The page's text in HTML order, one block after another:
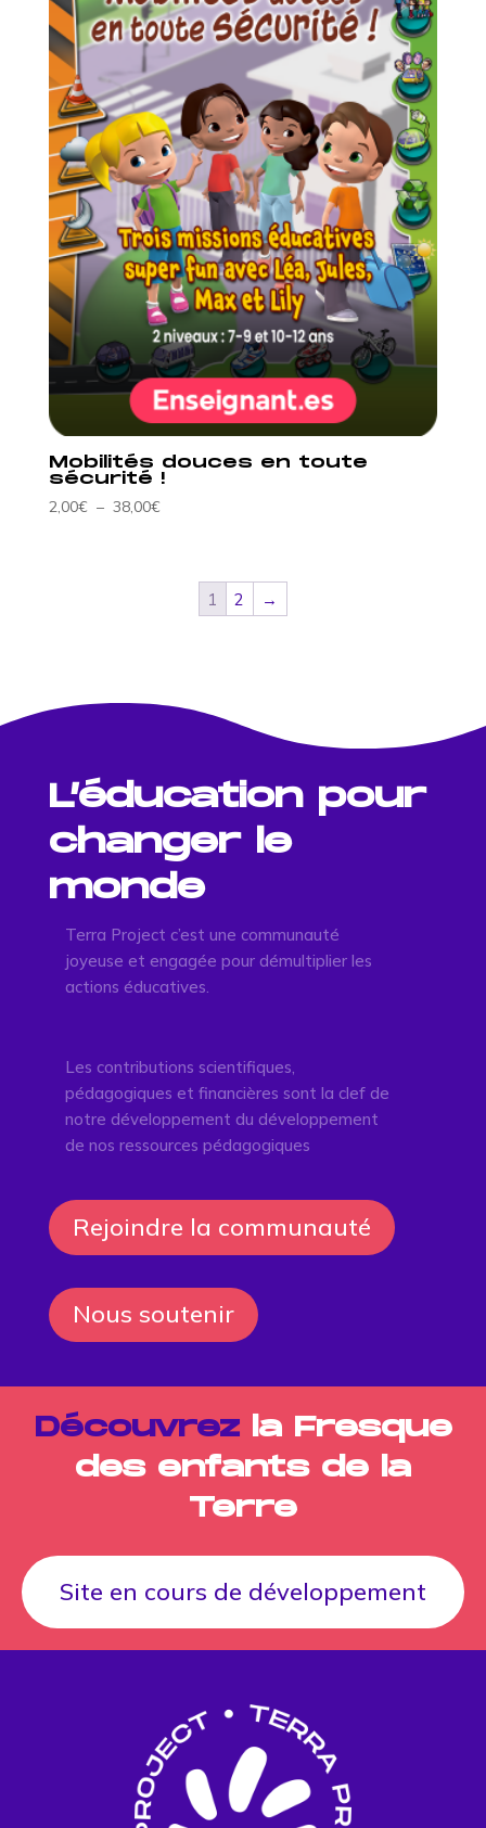
Mobilités douces en toute
sécurité !
2,00€ – 38,00€Plage
1 2 →
L’éducation pour
changer le
monde
Terra Project c’est une communauté
joyeuse et engagée pour démultiplier les
actions éducatives.
Les contributions scientifiques,
pédagogiques et financières sont la clef de
notre développement du développement
de nos ressources pédagogiques
Rejoindre la communauté
Nous soutenir
Découvrez la Fresque
des enfants de la
Terre
Site en cours de développement